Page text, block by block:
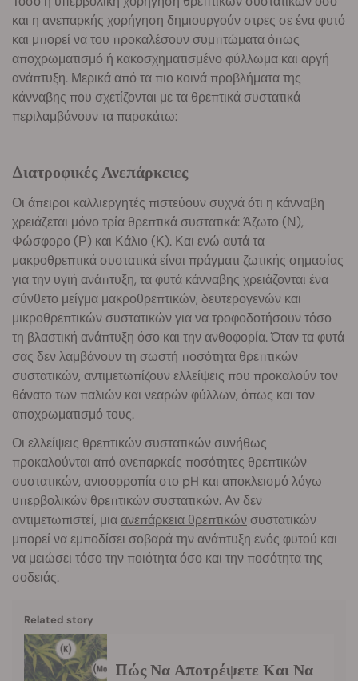
και η ανεπαρκής χορήγηση δημιουργούν στρες σε ένα φυτό
και μπορεί να του προκαλέσουν συμπτώματα όπως
αποχρωματισμό ή κακοσχηματισμένο φύλλωμα και αργή
ανάπτυξη. Μερικά από τα πιο κοινά προβλήματα της
κάνναβης που σχετίζονται με τα θρεπτικά συστατικά
περιλαμβάνουν τα παρακάτω:
Διατροφικές Ανεπάρκειες
Οι άπειροι καλλιεργητές πιστεύουν συχνά ότι η κάνναβη
χρειάζεται μόνο τρία θρεπτικά συστατικά: Άζωτο (Ν),
Φώσφορο (Ρ) και Κάλιο (Κ). Και ενώ αυτά τα
μακροθρεπτικά συστατικά είναι πράγματι ζωτικής σημασίας
για την υγιή ανάπτυξη, τα φυτά κάνναβης χρειάζονται ένα
σύνθετο μείγμα μακροθρεπτικών, δευτερογενών και
μικροθρεπτικών συστατικών για να τροφοδοτήσουν τόσο
τη βλαστική ανάπτυξη όσο και την ανθοφορία. Όταν τα φυτά
σας δεν λαμβάνουν τη σωστή ποσότητα θρεπτικών
συστατικών, αντιμετωπίζουν ελλείψεις που προκαλούν τον
θάνατο των παλιών και νεαρών φύλλων, όπως και τον
αποχρωματισμό τους.
Οι ελλείψεις θρεπτικών συστατικών συνήθως
προκαλούνται από ανεπαρκείς ποσότητες θρεπτικών
συστατικών, ανισορροπία στο pH και αποκλεισμό λόγω
υπερβολικών θρεπτικών συστατικών. Αν δεν
αντιμετωπιστεί, μιαανεπάρκεια θρεπτικώνσυστατικών
μπορεί να εμποδίσει σοβαρά την ανάπτυξη ενός φυτού και
να μειώσει τόσο την ποιότητα όσο και την ποσότητα της
σοδειάς.
Related story
Πώς Να Αποτρέψετε Και Να